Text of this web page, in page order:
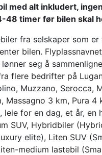
med alt inkludert,
timer før bilen skal
fra selskaper som
bilen.
seg å
flere bedrifter på
Muzzano, Serocca,
Massagno 3 km, Pura 4
leie for en dag, et år,
SUV, Hybridbiler
elite), Liten SUV
medium lastebil